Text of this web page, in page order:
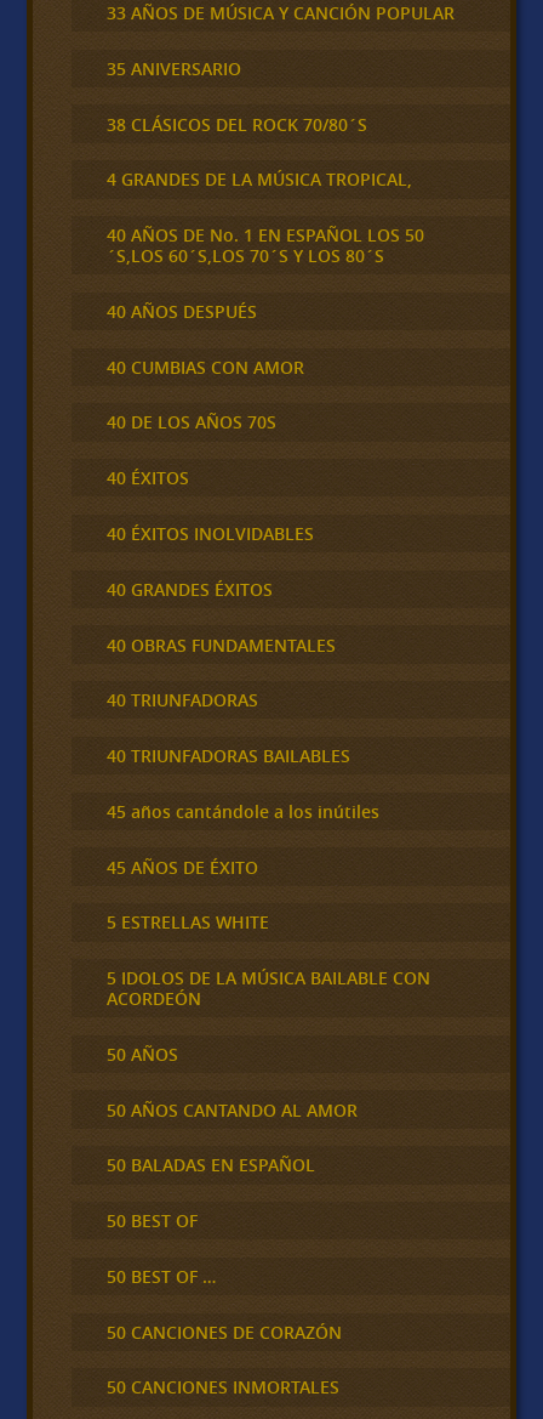
33 AÑOS DE MÚSICA Y CANCIÓN POPULAR
35 ANIVERSARIO
38 CLÁSICOS DEL ROCK 70/80´S
4 GRANDES DE LA MÚSICA TROPICAL,
40 AÑOS DE No. 1 EN ESPAÑOL LOS 50
´S,LOS 60´S,LOS 70´S Y LOS 80´S
40 AÑOS DESPUÉS
40 CUMBIAS CON AMOR
40 DE LOS AÑOS 70S
40 ÉXITOS
40 ÉXITOS INOLVIDABLES
40 GRANDES ÉXITOS
40 OBRAS FUNDAMENTALES
40 TRIUNFADORAS
40 TRIUNFADORAS BAILABLES
45 años cantándole a los inútiles
45 AÑOS DE ÉXITO
5 ESTRELLAS WHITE
5 IDOLOS DE LA MÚSICA BAILABLE CON
ACORDEÓN
50 AÑOS
50 AÑOS CANTANDO AL AMOR
50 BALADAS EN ESPAÑOL
50 BEST OF
50 BEST OF …
50 CANCIONES DE CORAZÓN
50 CANCIONES INMORTALES